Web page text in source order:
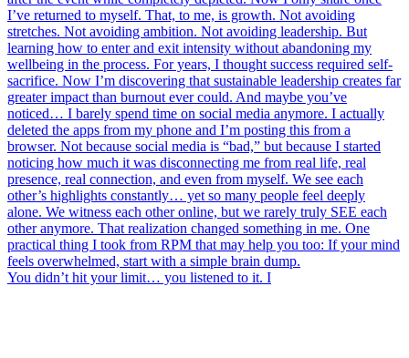
You didn’t hit your limit… you listened to it. I